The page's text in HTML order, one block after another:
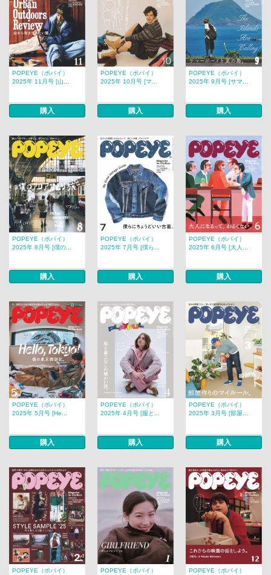
POPEYE（ポパイ）
2025年 11月号 [山...
購入
POPEYE（ポパイ）
2025年 10月号 [マ...
購入
POPEYE（ポパイ）
2025年 9月号 [サマ...
購入
POPEYE（ポパイ）
2025年 8月号 [僕の...
購入
POPEYE（ポパイ）
2025年 7月号 [僕ら...
購入
POPEYE（ポパイ）
2025年 6月号 [大人...
購入
POPEYE（ポパイ）
2025年 5月号 [He...
購入
POPEYE（ポパイ）
2025年 4月号 [服と...
購入
POPEYE（ポパイ）
2025年 3月号 [部屋...
購入
POPEYE（ポパイ）
POPEYE（ポパイ）
POPEYE（ポパイ）